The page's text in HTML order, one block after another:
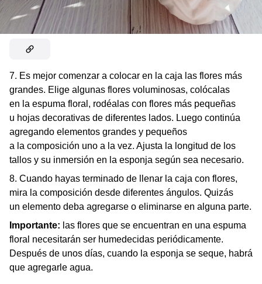
7. Es mejor comenzar a colocar en la caja las flores más
grandes. Elige algunas flores voluminosas, colócalas
en la espuma floral, rodéalas con flores más pequeñas
u hojas decorativas de diferentes lados. Luego continúa
agregando elementos grandes y pequeños
a la composición uno a la vez. Ajusta la longitud de los
tallos y su inmersión en la esponja según sea necesario.
8. Cuando hayas terminado de llenar la caja con flores,
mira la composición desde diferentes ángulos. Quizás
un elemento deba agregarse o eliminarse en alguna parte.
Importante: las flores que se encuentran en una espuma
floral necesitarán ser humedecidas periódicamente.
Después de unos días, cuando la esponja se seque, habrá
que agregarle agua.